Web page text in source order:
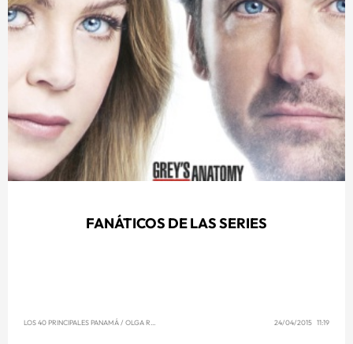
FANÁTICOS DE LAS SERIES
LOS 40 PRINCIPALES PANAMÁ/ OLGA REYNA 24/04/2015 11:19